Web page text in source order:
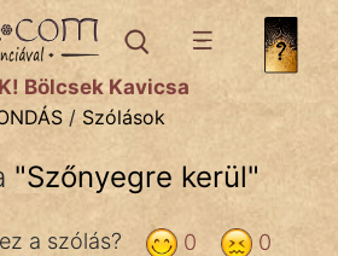
témák:
Bölcsek Kavicsa
/ Szólások
"Szőnyegre kerül"
0
0
a szólás?